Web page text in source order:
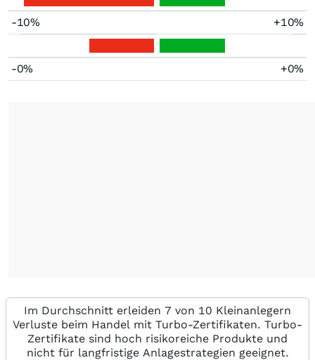
-10% +10%
-0% +0%
Im Durchschnitt erleiden 7 von 10 Kleinanlegern
Verluste beim Handel mit Turbo-Zertifikaten. Turbo-
Zertifikate sind hoch risikoreiche Produkte und
nicht für langfristige Anlagestrategien geeignet.